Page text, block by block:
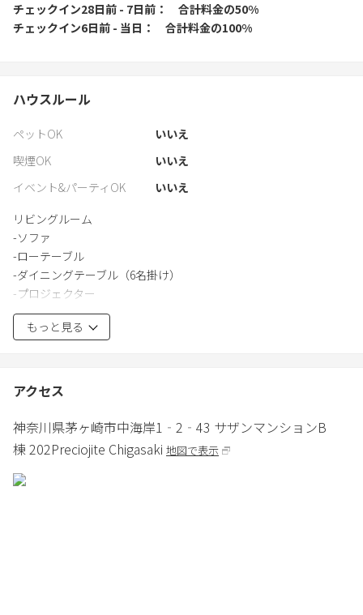
チェックイン28日前 - 7日前
合計料金の50%
チェックイン6日前 - 当日
合計料金の100%
ハウスルール
ペットOK
いいえ
喫煙OK
いいえ
イベント&パーティOK
いいえ
リビングルーム
-ソファ
-ローテーブル
-ダイニングテーブル（6名掛け）
-プロジェクター
-エアコン
-電子レンジ
-3口ガスコンロ
-フライパン・鍋
-フライ返し、お玉、トング、まな板、包丁
-皿、グラス、カトラリー
もっと見る
アクセス
神奈川県茅ヶ崎市中海岸1‐2‐43 サザンマンションB
棟 202Preciojite Chigasaki 地図で表示